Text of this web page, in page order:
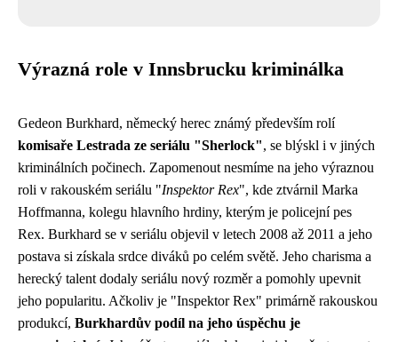
Výrazná role v Innsbrucku kriminálka
Gedeon Burkhard, německý herec známý především rolí
komisaře Lestrada ze seriálu "Sherlock", se blýskl i v jiných
kriminálních počinech. Zapomenout nesmíme na jeho výraznou
roli v rakouském seriálu "Inspektor Rex", kde ztvárnil Marka
Hoffmanna, kolegu hlavního hrdiny, kterým je policejní pes
Rex. Burkhard se v seriálu objevil v letech 2008 až 2011 a jeho
postava si získala srdce diváků po celém světě. Jeho charisma a
herecký talent dodaly seriálu nový rozměr a pomohly upevnit
jeho popularitu. Ačkoliv je "Inspektor Rex" primárně rakouskou
produkcí, Burkhardův podíl na jeho úspěchu je